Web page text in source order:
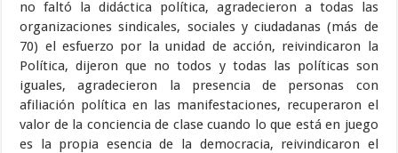
no faltó la didáctica política, agradecieron a todas las
organizaciones sindicales, sociales y ciudadanas (más de
70) el esfuerzo por la unidad de acción, reivindicaron la
Política, dijeron que no todos y todas las políticas son
iguales, agradecieron la presencia de personas con
afiliación política en las manifestaciones, recuperaron el
valor de la conciencia de clase cuando lo que está en juego
es la propia esencia de la democracia, reivindicaron el